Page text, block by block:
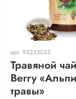
арт. 95233035
Травяной
Berry
травы»